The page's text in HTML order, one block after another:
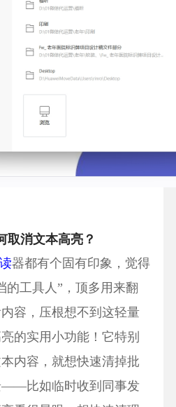
取消文本高亮？
器都有个固有印象，觉得
的工具人”，顶多用来翻
容，压根想不到这轻量
的实用小功能！它特别
内容，就想快速清掉批
——比如临时收到同事发